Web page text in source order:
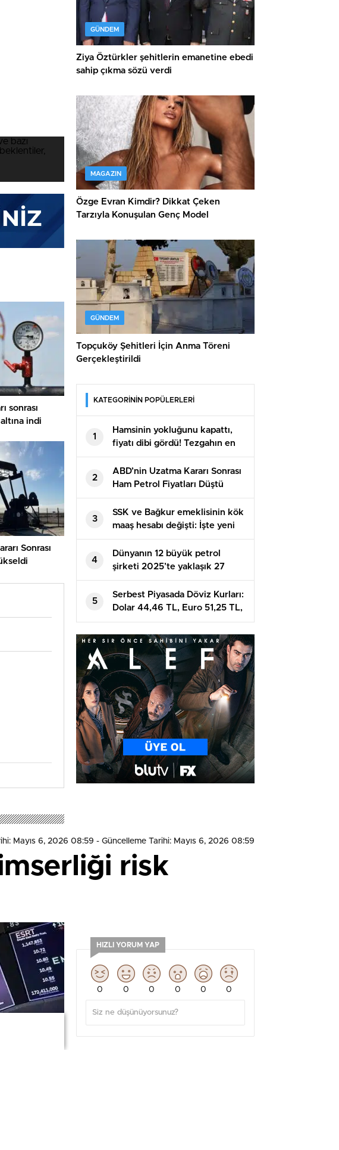
bazı
sonrası
indi
Sonrası
GÜNDEM
Ziya Öztürkler şehitlerin emanetine ebedi
sahip çıkma sözü verdi
MAGAZIN
Özge Evran Kimdir? Dikkat Çeken
Tarzıyla Konuşulan Genç Model
GÜNDEM
Topçuköy Şehitleri İçin Anma Töreni
Gerçekleştirildi
KATEGORİNİN POPÜLERLERİ
1
Hamsinin yokluğunu kapattı,
fiyatı dibi gördü! Tezgahın en
ucuzu
2
ABD’nin Uzatma Kararı Sonrası
Ham Petrol Fiyatları Düştü
3
SSK ve Bağkur emeklisinin kök
maaş hesabı değişti: İşte yeni
zam tablosu
4
Dünyanın 12 büyük petrol
şirketi 2025’te yaklaşık 27
milyar dolar kaybetti
5
Serbest Piyasada Döviz Kurları:
Dolar 44,46 TL, Euro 51,25 TL,
Sterlin 59,05 TL
Mayıs 6, 2026 08:59 - Güncelleme Tarihi: Mayıs 6, 2026 08:59
risk
HIZLI YORUM YAP
0 0 0 0 0 0